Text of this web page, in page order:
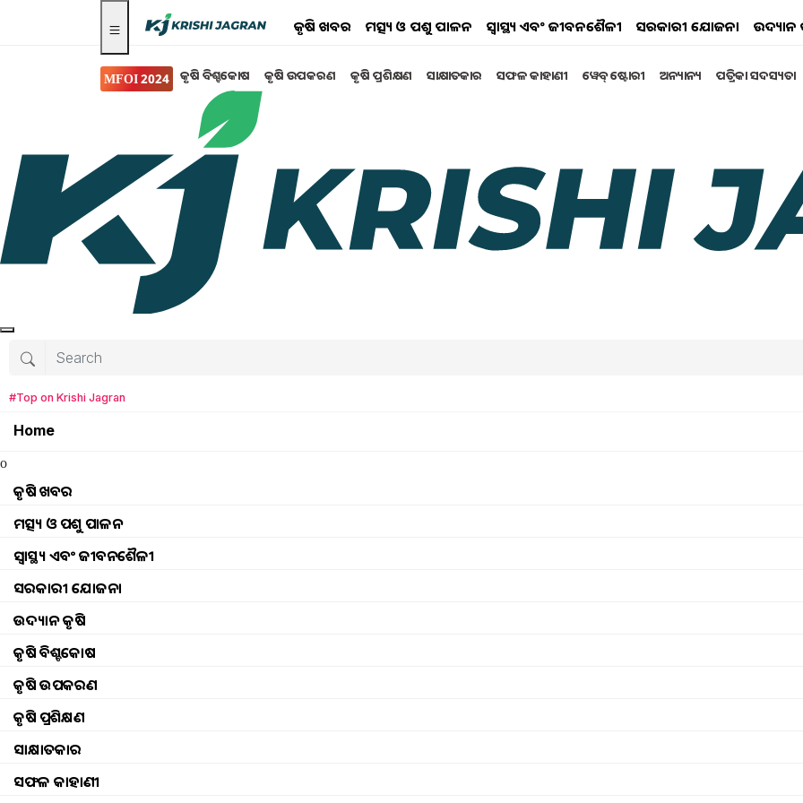
କୃଷି ଖବର ମତ୍ସ୍ୟ ଓ ପଶୁ ପାଳନ ସ୍ୱାସ୍ଥ୍ୟ ଏବଂ ଜୀବନଶୈଳୀ ସରକାରୀ ଯୋଜନା ଉଦ୍ୟାନ
MFOI 2024 କୃଷି ବିଶ୍ବକୋଷ କୃଷି ଉପକରଣ କୃଷି ପ୍ରଶିକ୍ଷଣ ସାକ୍ଷାତକାର ସଫଳ କାହାଣୀ ୱେବ୍ ଷ୍ଟୋରୀ ଅନ୍ୟାନ୍ୟ ପତ୍ରିକା ସଦସ୍ୟତା
#Top on Krishi Jagran
Home
o
କୃଷି ଖବର
ମତ୍ସ୍ୟ ଓ ପଶୁ ପାଳନ
ସ୍ୱାସ୍ଥ୍ୟ ଏବଂ ଜୀବନଶୈଳୀ
ସରକାରୀ ଯୋଜନା
ଉଦ୍ୟାନ କୃଷି
କୃଷି ବିଶ୍ବକୋଷ
କୃଷି ଉପକରଣ
କୃଷି ପ୍ରଶିକ୍ଷଣ
ସାକ୍ଷାତକାର
ସଫଳ କାହାଣୀ
କୃଷି ଉପକରଣ
ଗ୍ରୀନ୍ ହାଇଡ୍ରୋଜେନ୍ ବିଶ୍ୱର ଶକ୍ତି କ୍ଷେତ୍ରରେ ଆଶାଜନକ
ସଂଯୋଗ
ଗ୍ରୀନ୍ ଶକ୍ତି ଉପରେ ପ୍ୟାରିସ ପ୍ରତିଶ୍ରୁତି ପୂରଣ କରିବାରେ ଭାରତ ପ୍ରଥମ ଜି - ୨୦ ରାଷ୍ଟ୍ର ମଧ୍ୟରୁ ଅନ୍ୟତମ l